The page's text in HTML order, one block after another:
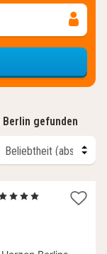
gefunden
4 Sterne